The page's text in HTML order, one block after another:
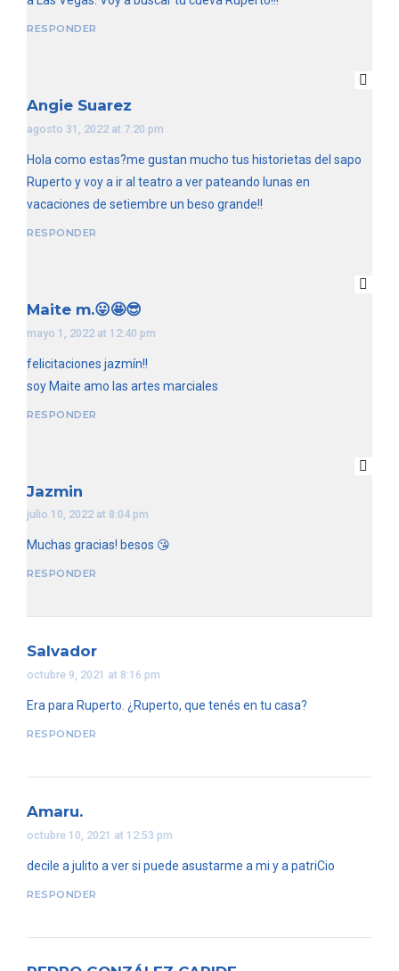
RESPONDER
Angie Suarez
agosto 31, 2022 at 7:20 pm
Hola como estas?me gustan mucho tus historietas del sapo
Ruperto y voy a ir al teatro a ver pateando lunas en
vacaciones de setiembre un beso grande!!
RESPONDER
Maite m.😛🤩😎
mayo 1, 2022 at 12:40 pm
felicitaciones jazmín!!
soy Maite amo las artes marciales
RESPONDER
Jazmin
julio 10, 2022 at 8:04 pm
Muchas gracias! besos 😘
RESPONDER
Salvador
octubre 9, 2021 at 8:16 pm
Era para Ruperto. ¿Ruperto, que tenés en tu casa?
RESPONDER
Amaru.
octubre 10, 2021 at 12:53 pm
decile a julito a ver si puede asustarme a mi y a patriCio
RESPONDER